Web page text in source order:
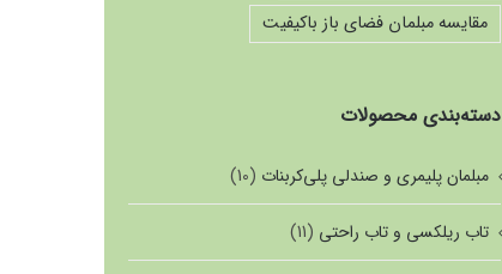
مقایسه مبلمان فضای باز باکیفیت
دسته‌بندی محصولات
مبلمان پلیمری و صندلی پلی‌کربنات (10)
تاب ریلکسی و تاب راحتی (11)